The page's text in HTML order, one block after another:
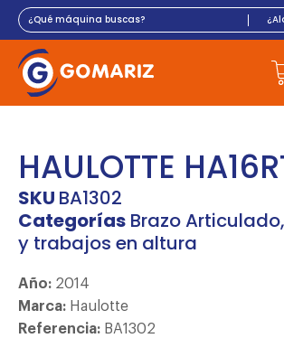
HAULOTTE
SKU BA1302
Categorías Brazo Articulado,
y trabajos en altura
Año: 2014
Marca: Haulotte
Referencia: BA1302